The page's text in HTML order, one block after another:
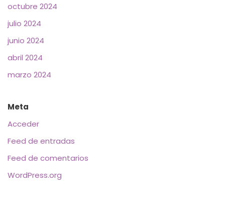
octubre 2024
julio 2024
junio 2024
abril 2024
marzo 2024
Meta
Acceder
Feed de entradas
Feed de comentarios
WordPress.org